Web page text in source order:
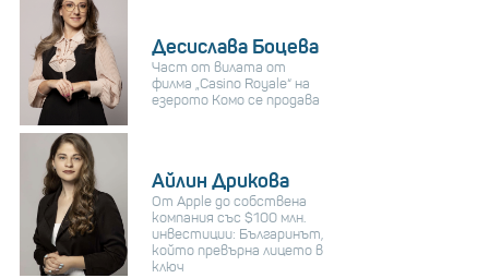
Десислава Боцева
Част от вилата от
филма „Casino Royale“ на
езерото Комо се продава
Айлин Дрикова
От Apple до собствена
компания със $100 млн.
инвестиции: Българинът,
който превърна лицето в
ключ